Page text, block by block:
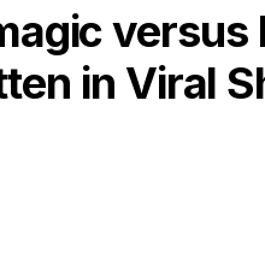
versus
in Viral